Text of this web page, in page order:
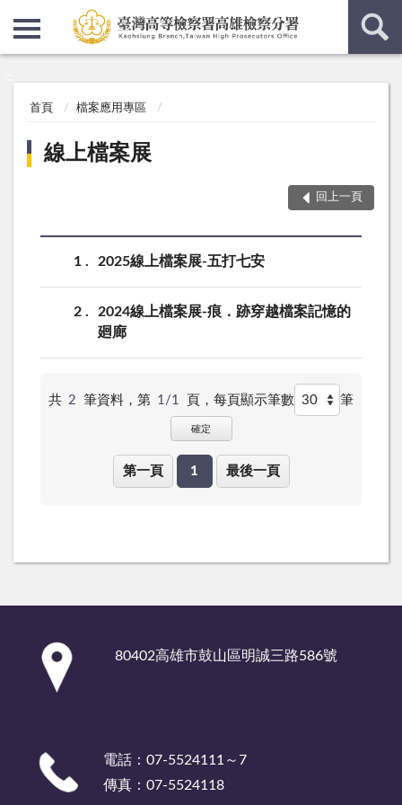
首頁 檔案應用專區
線上檔案展
回上一頁
1 2025線上檔案展-五打七安
2
2024線上檔案展-痕．跡穿越檔案記憶的
廻廊
共 2 筆資料，第 1/1 頁， 每頁顯示筆數 筆
確定
第一頁 1 最後一頁
80402高雄市鼓山區明誠三路586號
電話：07-5524111～7
傳真：07-5524118